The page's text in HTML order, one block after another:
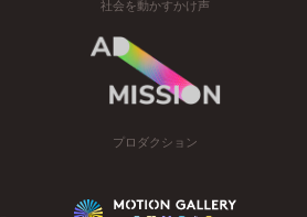
社会を動かすかけ声
プロダクション